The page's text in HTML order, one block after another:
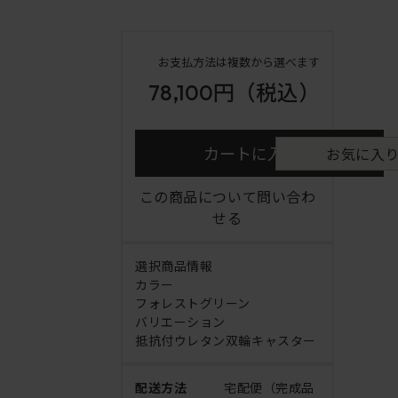
お支払方法は複数から選べます
78,100円 （税込）
カートに入れる お気に入
この商品について問い合わ
せる
選択商品情報
カラー
フォレストグリーン
バリエーション
抵抗付ウレタン双輪キャスター
配送方法
宅配便（完成品